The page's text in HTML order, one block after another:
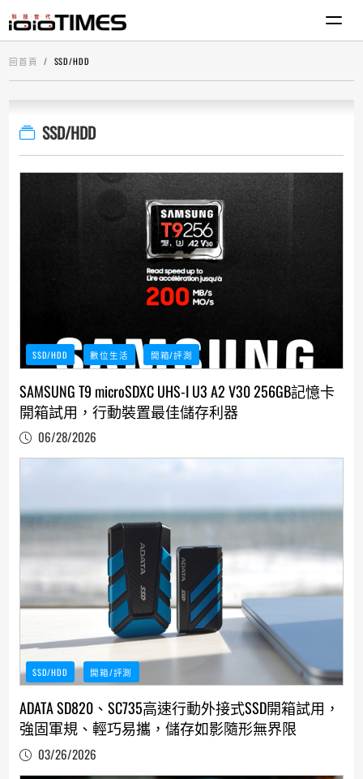
回首頁 SSD/HDD
SSD/HDD
SSD/HDD 數位生活 開箱/評測
SAMSUNG T9 microSDXC UHS-I U3 A2 V30 256GB記憶卡
開箱試用，行動裝置最佳儲存利器
06/28/2026
SSD/HDD 開箱/評測
ADATA SD820、SC735高速行動外接式SSD開箱試用，
強固軍規、輕巧易攜，儲存如影隨形無界限
03/26/2026